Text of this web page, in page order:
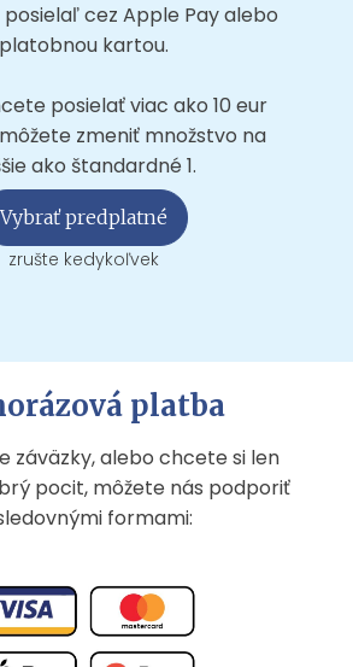
cez Apple Pay alebo
platobnou kartou.
posielať viac ako 10 eur
zmeniť množstvo na
ako štandardné 1.
Vybrať predplatné
zrušte kedykoľvek
platba
záväzky, alebo chcete si len
pocit, môžete nás podporiť
formami: